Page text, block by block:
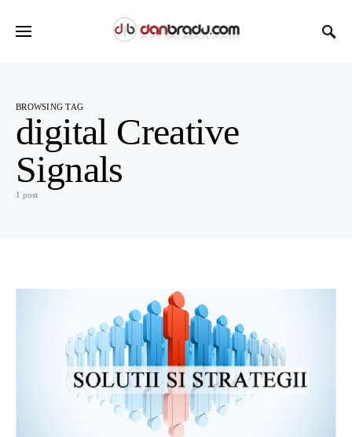
BROWSING TAG
digital Creative
Signals
1 post